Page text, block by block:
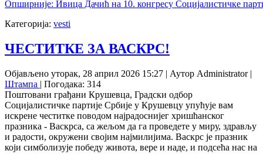
Опширније: Ивица Дачић на 10. конгресу Социјалистичке
Категорија: vesti
ЧЕСТИТКЕ ЗА ВАСКРС!
Објављено уторак, 28 април 2026 15:27 | Аутор Administrator|
Штампа | Погодака: 314
Поштовани грађани Крушевца, Градски одбор
Социјалистичке партије Србије у Крушевцу упућује вам
искрене честитке поводом најрадоснијег хришћанског
празника - Васкрса, са жељом да га проведете у миру, здрављу
и радости, окружени својим најмилијима. Васкрс је празник
који симболизује победу живота, вере и наде, и подсећа нас на